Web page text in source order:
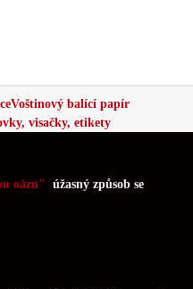
Voštinový balící papír
visačky, etikety
oázu"
úžasný způsob se